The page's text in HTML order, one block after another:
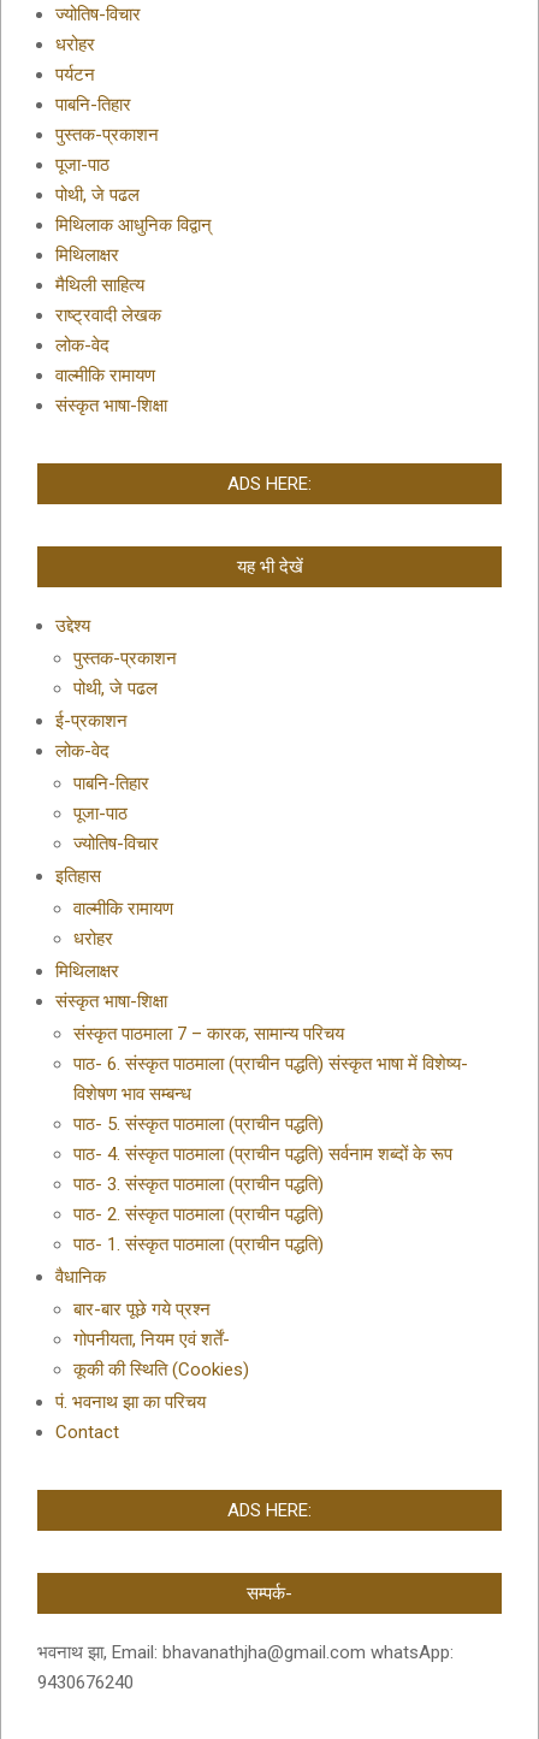
ज्योतिष-विचार
धरोहर
पर्यटन
पाबनि-तिहार
पुस्तक-प्रकाशन
पूजा-पाठ
पोथी, जे पढल
मिथिलाक आधुनिक विद्वान्
मिथिलाक्षर
मैथिली साहित्य
राष्ट्रवादी लेखक
लोक-वेद
वाल्मीकि रामायण
संस्कृत भाषा-शिक्षा
ADS HERE:
यह भी देखें
उद्देश्य
पुस्तक-प्रकाशन
पोथी, जे पढल
ई-प्रकाशन
लोक-वेद
पाबनि-तिहार
पूजा-पाठ
ज्योतिष-विचार
इतिहास
वाल्मीकि रामायण
धरोहर
मिथिलाक्षर
संस्कृत भाषा-शिक्षा
संस्कृत पाठमाला 7 – कारक, सामान्य परिचय
पाठ- 6. संस्कृत पाठमाला (प्राचीन पद्धति) संस्कृत भाषा में विशेष्य-
विशेषण भाव सम्बन्ध
पाठ- 5. संस्कृत पाठमाला (प्राचीन पद्धति)
पाठ- 4. संस्कृत पाठमाला (प्राचीन पद्धति) सर्वनाम शब्दों के रूप
पाठ- 3. संस्कृत पाठमाला (प्राचीन पद्धति)
पाठ- 2. संस्कृत पाठमाला (प्राचीन पद्धति)
पाठ- 1. संस्कृत पाठमाला (प्राचीन पद्धति)
वैधानिक
बार-बार पूछे गये प्रश्न
गोपनीयता, नियम एवं शर्तें-
कूकी की स्थिति (Cookies)
पं. भवनाथ झा का परिचय
Contact
ADS HERE:
सम्पर्क-
भवनाथ झा, Email: bhavanathjha@gmail.com whatsApp:
9430676240